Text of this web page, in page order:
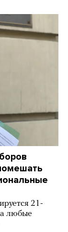
21-
любые